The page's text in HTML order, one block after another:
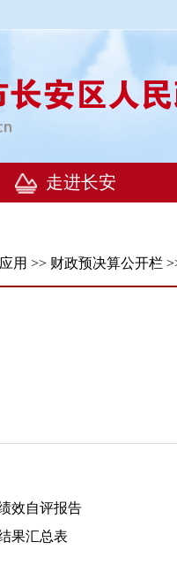
用 >> 财政预决算公开栏
效自评报告
果汇总表